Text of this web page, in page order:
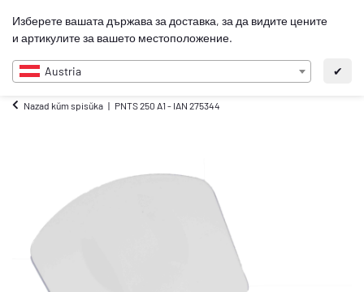
Изберете вашата държава за доставка, за да видите цените
и артикулите за вашето местоположение.
Austria ✔
BG
Nazad kŭm spisŭka PNTS 250 A1 - IAN 275344